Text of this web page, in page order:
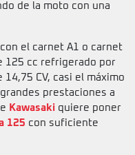
de la moto con una
el carnet A1 o carnet
125 cc refrigerado por
CV, casi el máximo
prestaciones a
Kawasaki quiere poner
125 con suficiente